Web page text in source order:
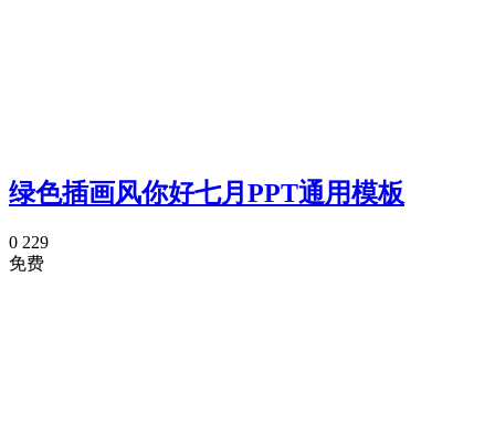
绿色插画风你好七月PPT通用模板
0 229
免费